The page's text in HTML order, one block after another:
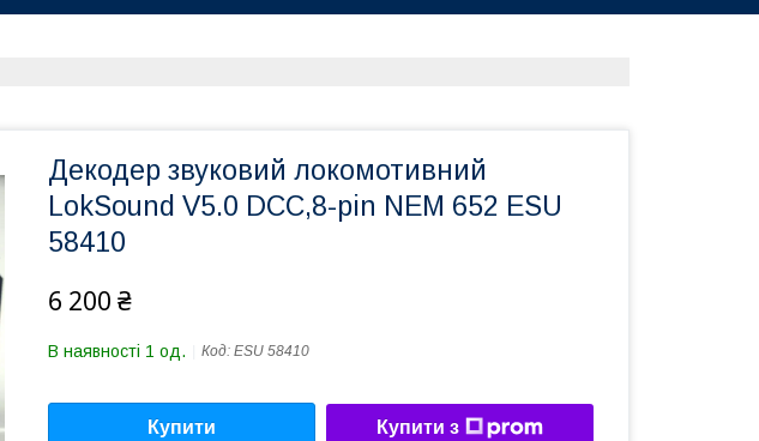
Декодер звуковий локомотивний
LokSound V5.0 DCC,8-pin NEM 652 ESU
58410
6 200 ₴
В наявності 1 од. Код: ESU 58410
Купити Купити з